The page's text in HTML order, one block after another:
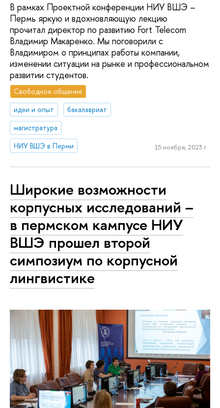
В рамках Проектной конференции НИУ ВШЭ –
Пермь яркую и вдохновляющую лекцию
прочитал директор по развитию Fort Telecom
Владимир Макаренко. Мы поговорили с
Владимиром о принципах работы компании,
изменении ситуации на рынке и профессиональном
развитии студентов.
Свободное общение
идеи и опыт
бакалавриат
магистратура
НИУ ВШЭ в Перми
15 ноября, 2023 г.
Широкие возможности
корпусных исследований –
в пермском кампусе НИУ
ВШЭ прошел второй
симпозиум по корпусной
лингвистике